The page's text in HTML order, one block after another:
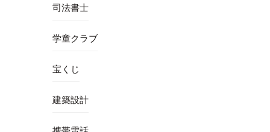
司法書士
学童クラブ
宝くじ
建築設計